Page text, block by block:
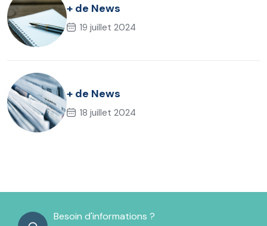
+ de News
19 juillet 2024
+ de News
18 juillet 2024
Besoin d'informations ?